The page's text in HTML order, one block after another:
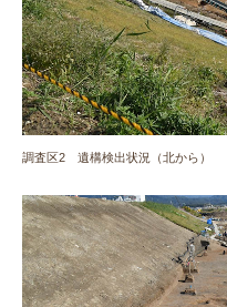
調査区2 遺構検出状況（北から）